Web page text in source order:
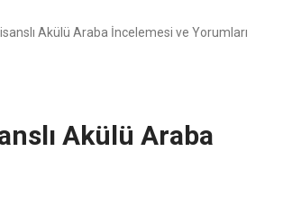
Akülü Araba İncelemesi ve Yorumları
Akülü Araba